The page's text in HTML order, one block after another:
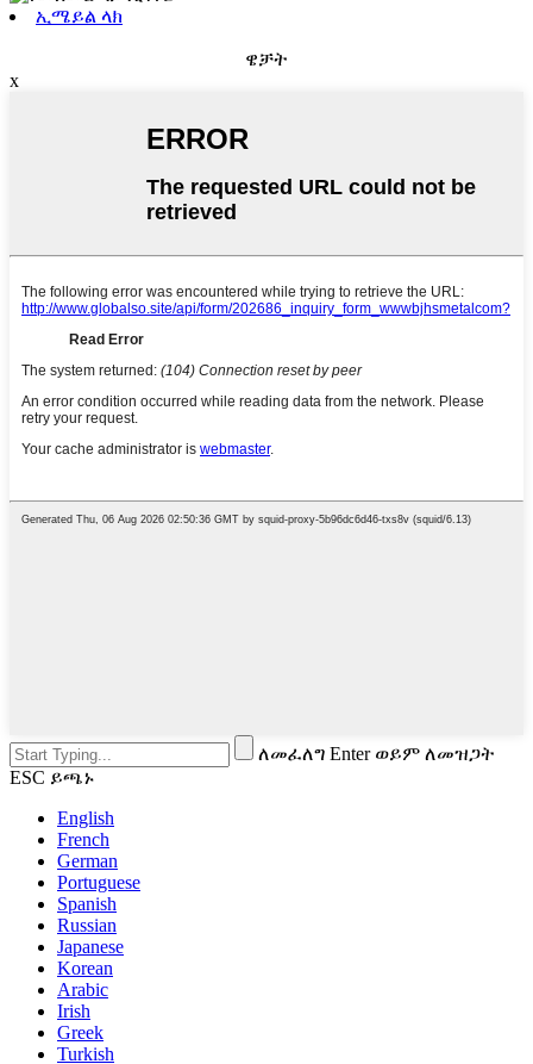
ኢሜይል ላክ
ዌቻት
x
ለመፈለግ Enter ወይም ለመዝጋት
ESC ይጫኑ
English
French
German
Portuguese
Spanish
Russian
Japanese
Korean
Arabic
Irish
Greek
Turkish